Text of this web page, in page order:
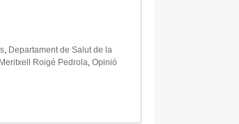
, Departament de Salut de la
Meritxell Roigé Pedrola, Opinió